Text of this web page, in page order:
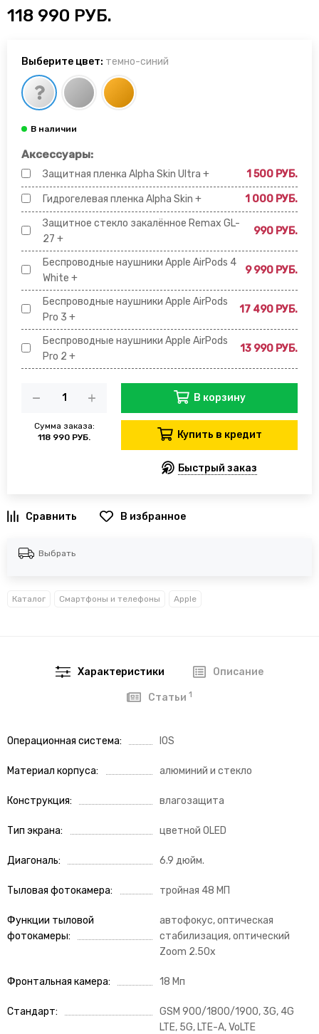
118 990 РУБ.
Выберите цвет: темно-синий
Аксессуары:
Защитная пленка Alpha Skin Ultra + 1 500 РУБ.
Гидрогелевая пленка Alpha Skin +
1 000 РУБ.
Защитное стекло закалённое Remax GL-
27 +
990 РУБ.
Беспроводные наушники Apple AirPods 4
White +
9 990 РУБ.
Беспроводные наушники Apple AirPods
Pro 3 +
17 490 РУБ.
Беспроводные наушники Apple AirPods
Pro 2 +
13 990 РУБ.
Сумма заказа:
118 990 РУБ.
В корзину
Купить в кредит
Быстрый заказ
В избранное
Выбрать
Каталог Смартфоны и телефоны Apple
Характеристики Описание
Статьи1
Операционная система IOS
Материал корпуса алюминий и стекло
Конструкция влагозащита
Тип экрана цветной OLED
Диагональ 6.9 дюйм.
Тыловая фотокамера тройная 48 МП
Функции тыловой
фотокамеры
автофокус, оптическая
стабилизация, оптический
Zoom 2.50x
Фронтальная камера 18 Мп
Стандарт
GSM 900/1800/1900, 3G, 4G
LTE, 5G, LTE-A, VoLTE